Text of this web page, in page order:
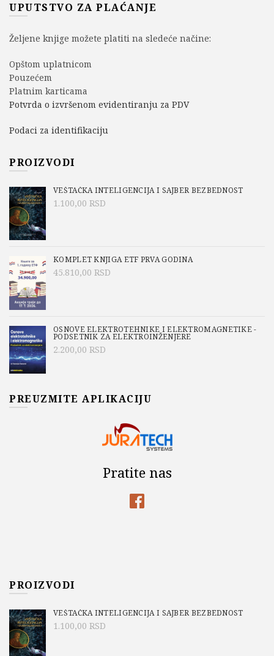
UPUTSTVO ZA PLAĆANJE
Željene knjige možete platiti na sledeće načine:
Opštom uplatnicom
Pouzećem
Platnim karticama
Potvrda o izvršenom evidentiranju za PDV
Podaci za identifikaciju
PROIZVODI
VEŠTAČKA INTELIGENCIJA I SAJBER BEZBEDNOST
1.100,00 RSD
KOMPLET KNJIGA ETF PRVA GODINA
45.810,00 RSD
OSNOVE ELEKTROTEHNIKE I ELEKTROMAGNETIKE -
PODSETNIK ZA ELEKTROINŽENJERE
2.200,00 RSD
PREUZMITE APLIKACIJU
Pratite nas
PROIZVODI
VEŠTAČKA INTELIGENCIJA I SAJBER BEZBEDNOST
1.100,00 RSD